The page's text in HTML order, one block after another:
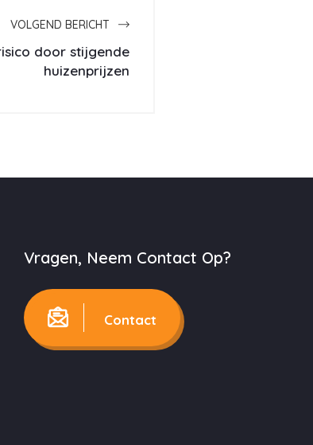
VOLGEND BERICHT
door stijgende
huizenprijzen
Vragen, Neem Contact Op?
Contact